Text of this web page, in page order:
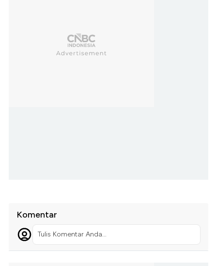
Komentar
Tulis Komentar Anda...